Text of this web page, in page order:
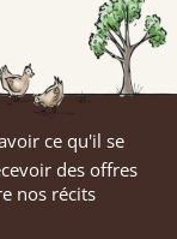
ce qu'il se
des offres
nos récits